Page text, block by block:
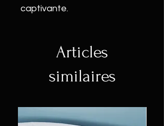
captivante.
Articles
similaires